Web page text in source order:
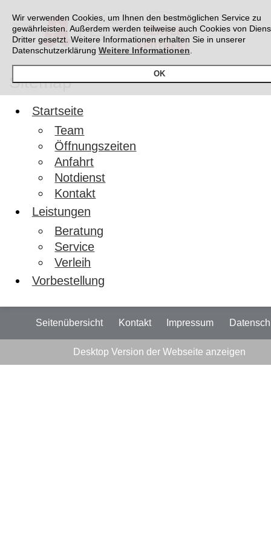
Sitemap
Startseite
Team
Öffnungszeiten
Anfahrt
Notdienst
Kontakt
Leistungen
Beratung
Service
Verleih
Vorbestellung
Wir verwenden Cookies, um Ihnen den bestmöglichen Service zu
gewährleisten. Außerdem werden teilweise auch Cookies von
Dritter gesetzt. Weitere Informationen erhalten Sie in unserer
Datenschutzerklärung Weitere Informationen
OK
Seitenübersicht Kontakt Impressum
Desktop Version der Webseite anzeigen